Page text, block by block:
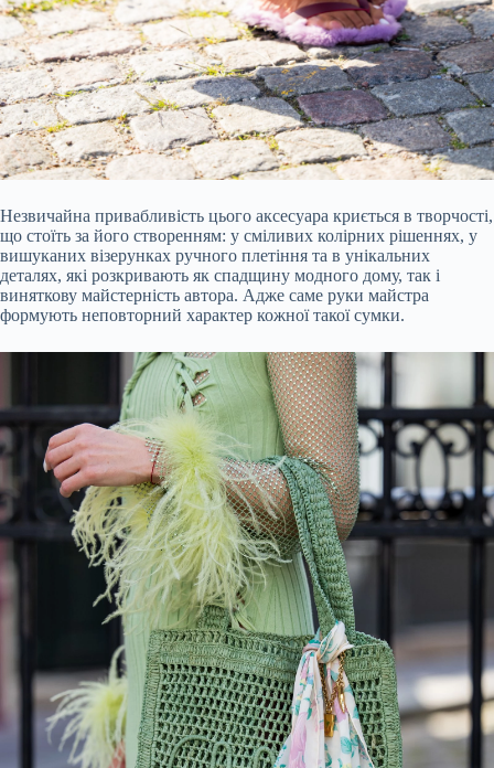
Незвичайна привабливість цього аксесуара криється в творчості,
що стоїть за його створенням: у сміливих колірних рішеннях, у
вишуканих візерунках ручного плетіння та в унікальних
деталях, які розкривають як спадщину модного дому, так і
виняткову майстерність автора. Адже саме руки майстра
формують неповторний характер кожної такої сумки.